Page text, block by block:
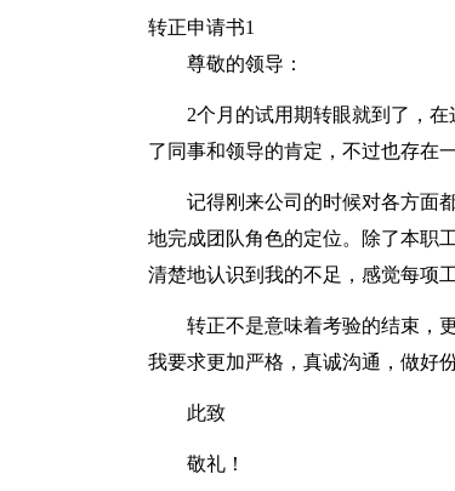
转正申请书1
尊敬的领导：
2个月的试用期转眼就到了，
了同事和领导的肯定，不过也存在
记得刚来公司的时候对各方面
地完成团队角色的定位。除了本职
清楚地认识到我的不足，感觉每项
转正不是意味着考验的结束，
我要求更加严格，真诚沟通，做好
此致
敬礼！